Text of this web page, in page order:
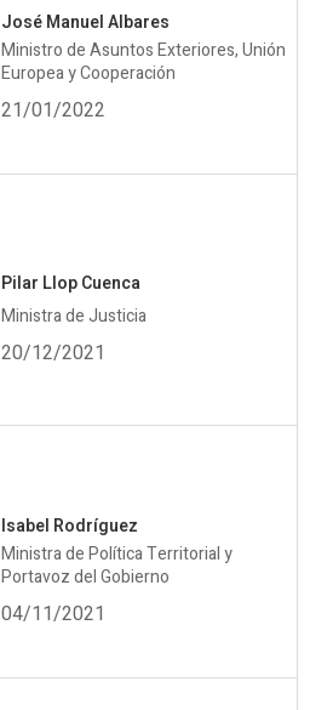
José Manuel Albares
Ministro de Asuntos Exteriores, Unión
Europea y Cooperación
21/01/2022
Pilar Llop Cuenca
Ministra de Justicia
20/12/2021
Isabel Rodríguez
Ministra de Política Territorial y
Portavoz del Gobierno
04/11/2021